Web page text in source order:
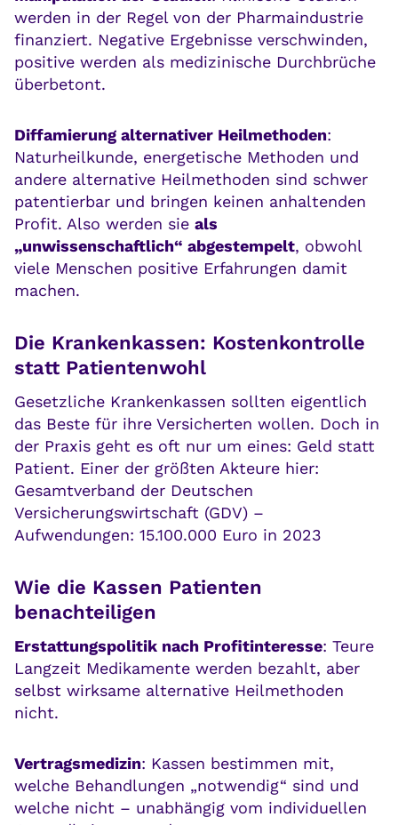
werden in der Regel von der Pharmaindustrie
finanziert. Negative Ergebnisse verschwinden,
positive werden als medizinische Durchbrüche
überbetont.
Diffamierung alternativer Heilmethoden:
Naturheilkunde, energetische Methoden und
andere alternative Heilmethoden sind schwer
patentierbar und bringen keinen anhaltenden
Profit. Also werden sie als
„unwissenschaftlich“ abgestempelt, obwohl
viele Menschen positive Erfahrungen damit
machen.
Die Krankenkassen: Kostenkontrolle
statt Patientenwohl
Gesetzliche Krankenkassen sollten eigentlich
das Beste für ihre Versicherten wollen. Doch in
der Praxis geht es oft nur um eines: Geld statt
Patient. Einer der größten Akteure hier:
Gesamtverband der Deutschen
Versicherungswirtschaft (GDV) –
Aufwendungen: 15.100.000 Euro in 2023
Wie die Kassen Patienten
benachteiligen
Erstattungspolitik nach Profitinteresse: Teure
Langzeit Medikamente werden bezahlt, aber
selbst wirksame alternative Heilmethoden
nicht.
Vertragsmedizin: Kassen bestimmen mit,
welche Behandlungen „notwendig“ sind und
welche nicht – unabhängig vom individuellen